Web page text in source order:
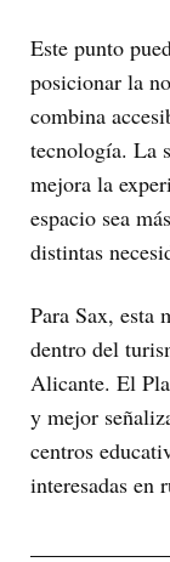
Este punto
posicionar la
combina
tecnología. La
mejora la
espacio sea
distintas
Para Sax, esta
dentro del
Alicante. El
y mejor
centros
interesadas en